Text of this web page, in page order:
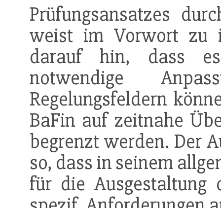
Prüfungsansatzes
weist im Vorwort zu
darauf hin, dass
notwendige
Regelungsfeldern
BaFin auf zeitnahe
begrenzt werden. Der
so, dass in seinem
für die Ausgestaltung